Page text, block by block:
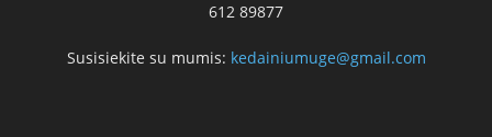
612 89877
Susisiekite su mumis: kedainiumuge@gmail.com